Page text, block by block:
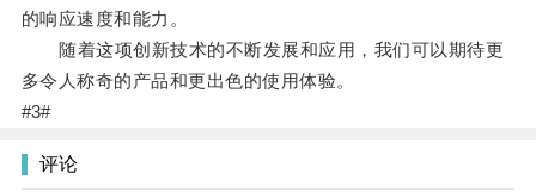
的响应速度和能力。
随着这项创新技术的不断发展和应用，我们可以期待更
多令人称奇的产品和更出色的使用体验。
#3#
评论